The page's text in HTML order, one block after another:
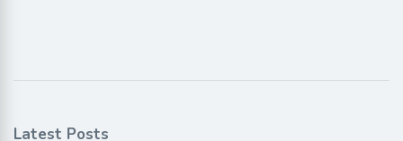
Latest Posts